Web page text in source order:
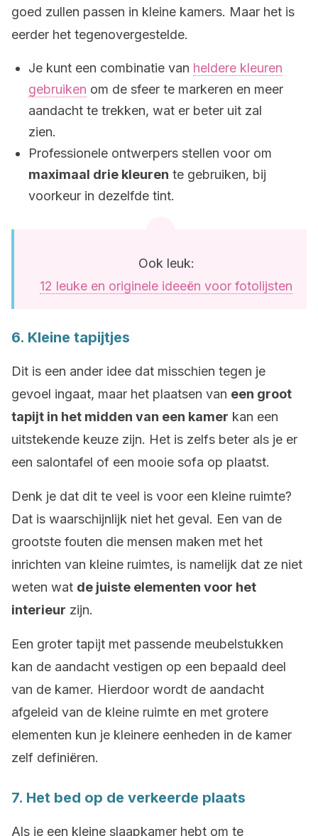
goed zullen passen in kleine kamers. Maar het is
eerder het tegenovergestelde.
Je kunt een combinatie van heldere kleuren
gebruiken om de sfeer te markeren en meer
aandacht te trekken, wat er beter uit zal
zien.
Professionele ontwerpers stellen voor om
maximaal drie kleuren te gebruiken, bij
voorkeur in dezelfde tint.
Ook leuk:
12 leuke en originele ideeën voor fotolijsten
6. Kleine tapijtjes
Dit is een ander idee dat misschien tegen je
gevoel ingaat, maar het plaatsen van een groot
tapijt in het midden van een kamer kan een
uitstekende keuze zijn. Het is zelfs beter als je er
een salontafel of een mooie sofa op plaatst.
Denk je dat dit te veel is voor een kleine ruimte?
Dat is waarschijnlijk niet het geval. Een van de
grootste fouten die mensen maken met het
inrichten van kleine ruimtes, is namelijk dat ze niet
weten wat de juiste elementen voor het
interieur zijn.
Een groter tapijt met passende meubelstukken
kan de aandacht vestigen op een bepaald deel
van de kamer. Hierdoor wordt de aandacht
afgeleid van de kleine ruimte en met grotere
elementen kun je kleinere eenheden in de kamer
zelf definiëren.
7. Het bed op de verkeerde plaats
Als je een kleine slaapkamer hebt om te